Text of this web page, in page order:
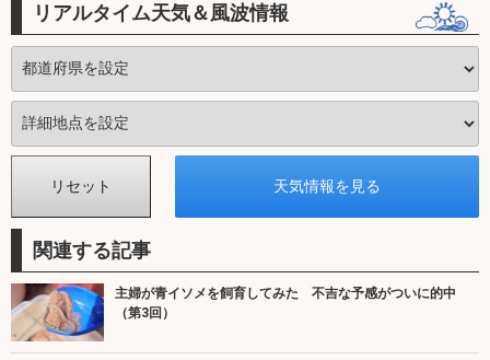
リアルタイム天気＆風波情報
関連する記事
主婦が青イソメを飼育してみた 不吉な予感がついに的中
（第3回）